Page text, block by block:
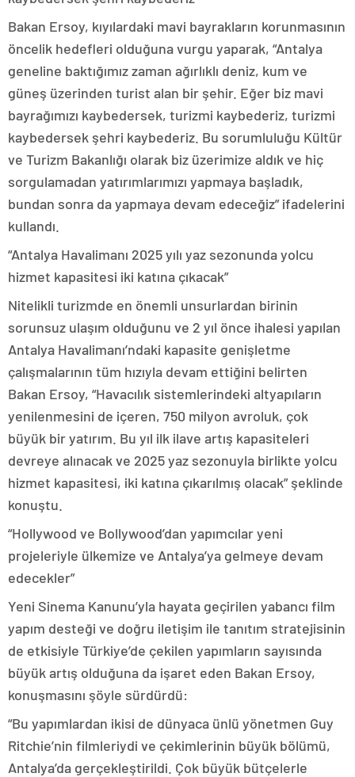
Bakan Ersoy, kıyılardaki mavi bayrakların korunmasının
öncelik hedefleri olduğuna vurgu yaparak, “Antalya
geneline baktığımız zaman ağırlıklı deniz, kum ve
güneş üzerinden turist alan bir şehir. Eğer biz mavi
bayrağımızı kaybedersek, turizmi kaybederiz, turizmi
kaybedersek şehri kaybederiz. Bu sorumluluğu Kültür
ve Turizm Bakanlığı olarak biz üzerimize aldık ve hiç
sorgulamadan yatırımlarımızı yapmaya başladık,
bundan sonra da yapmaya devam edeceğiz” ifadelerini
kullandı.
“Antalya Havalimanı 2025 yılı yaz sezonunda yolcu
hizmet kapasitesi iki katına çıkacak”
Nitelikli turizmde en önemli unsurlardan birinin
sorunsuz ulaşım olduğunu ve 2 yıl önce ihalesi yapılan
Antalya Havalimanı’ndaki kapasite genişletme
çalışmalarının tüm hızıyla devam ettiğini belirten
Bakan Ersoy, “Havacılık sistemlerindeki altyapıların
yenilenmesini de içeren, 750 milyon avroluk, çok
büyük bir yatırım. Bu yıl ilk ilave artış kapasiteleri
devreye alınacak ve 2025 yaz sezonuyla birlikte yolcu
hizmet kapasitesi, iki katına çıkarılmış olacak” şeklinde
konuştu.
“Hollywood ve Bollywood’dan yapımcılar yeni
projeleriyle ülkemize ve Antalya’ya gelmeye devam
edecekler”
Yeni Sinema Kanunu’yla hayata geçirilen yabancı film
yapım desteği ve doğru iletişim ile tanıtım stratejisinin
de etkisiyle Türkiye’de çekilen yapımların sayısında
büyük artış olduğuna da işaret eden Bakan Ersoy,
konuşmasını şöyle sürdürdü:
“Bu yapımlardan ikisi de dünyaca ünlü yönetmen Guy
Ritchie’nin filmleriydi ve çekimlerinin büyük bölümü,
Antalya’da gerçekleştirildi. Çok büyük bütçelerle